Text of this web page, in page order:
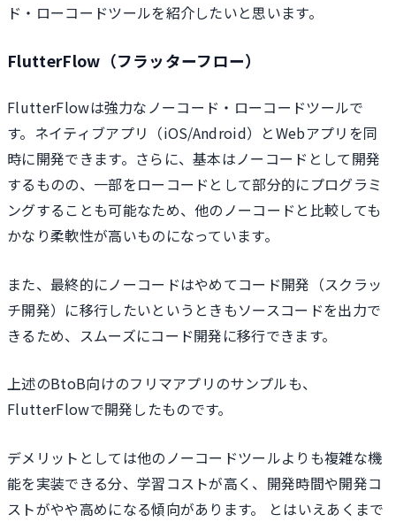
ド・ローコードツールを紹介したいと思います。
FlutterFlow（フラッターフロー）
FlutterFlowは強力なノーコード・ローコードツールで
す。ネイティブアプリ（iOS/Android）とWebアプリを同
時に開発できます。さらに、基本はノーコードとして開発
するものの、一部をローコードとして部分的にプログラミ
ングすることも可能なため、他のノーコードと比較しても
かなり柔軟性が高いものになっています。
また、最終的にノーコードはやめてコード開発（スクラッ
チ開発）に移行したいというときもソースコードを出力で
きるため、スムーズにコード開発に移行できます。
上述のBtoB向けのフリマアプリのサンプルも、
FlutterFlowで開発したものです。
デメリットとしては他のノーコードツールよりも複雑な機
能を実装できる分、学習コストが高く、開発時間や開発コ
ストがやや高めになる傾向があります。 とはいえあくまで